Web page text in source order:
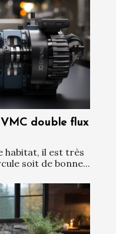
double flux
habitat, il est très
soit de bonne...